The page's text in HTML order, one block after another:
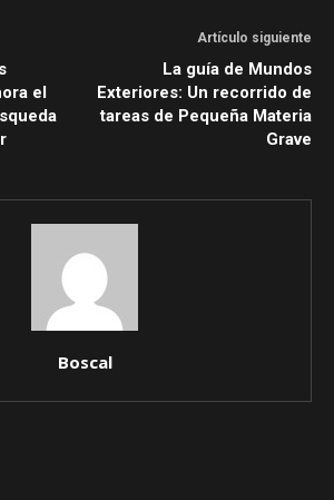
el
Artículo siguiente
La guía de Mundos
Exteriores: Un recorrido de
tareas de Pequeña Materia
Grave
Boscal